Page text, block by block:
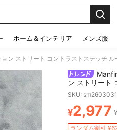
ホーム＆インテリア メンズ服
ン ストリート コントラストステッチ
ン ストリート
ジーンズ、ベ
SKU:
PRICE
¥2,977
ランダム割引